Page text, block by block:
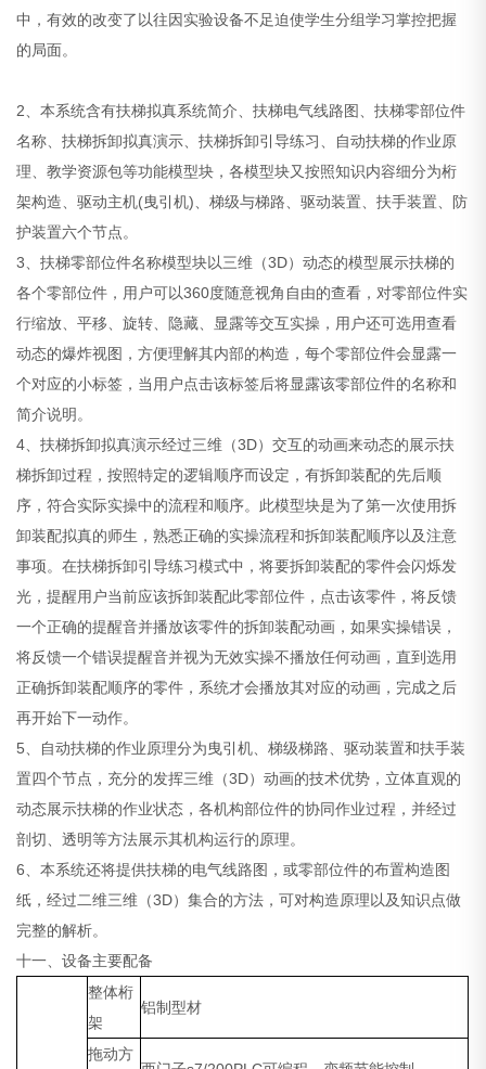
中，有效的改变了以往因实验设备不足迫使学生分组学习掌控把握
的局面。
2、本系统含有扶梯拟真系统简介、扶梯电气线路图、扶梯零部位件
名称、扶梯拆卸拟真演示、扶梯拆卸引导练习、自动扶梯的作业原
理、教学资源包等功能模型块，各模型块又按照知识内容细分为桁
架构造、驱动主机(曳引机)、梯级与梯路、驱动装置、扶手装置、防
护装置六个节点。
3、扶梯零部位件名称模型块以三维（3D）动态的模型展示扶梯的
各个零部位件，用户可以360度随意视角自由的查看，对零部位件实
行缩放、平移、旋转、隐藏、显露等交互实操，用户还可选用查看
动态的爆炸视图，方便理解其内部的构造，每个零部位件会显露一
个对应的小标签，当用户点击该标签后将显露该零部位件的名称和
简介说明。
4、扶梯拆卸拟真演示经过三维（3D）交互的动画来动态的展示扶
梯拆卸过程，按照特定的逻辑顺序而设定，有拆卸装配的先后顺
序，符合实际实操中的流程和顺序。此模型块是为了第一次使用拆
卸装配拟真的师生，熟悉正确的实操流程和拆卸装配顺序以及注意
事项。在扶梯拆卸引导练习模式中，将要拆卸装配的零件会闪烁发
光，提醒用户当前应该拆卸装配此零部位件，点击该零件，将反馈
一个正确的提醒音并播放该零件的拆卸装配动画，如果实操错误，
将反馈一个错误提醒音并视为无效实操不播放任何动画，直到选用
正确拆卸装配顺序的零件，系统才会播放其对应的动画，完成之后
再开始下一动作。
5、自动扶梯的作业原理分为曳引机、梯级梯路、驱动装置和扶手装
置四个节点，充分的发挥三维（3D）动画的技术优势，立体直观的
动态展示扶梯的作业状态，各机构部位件的协同作业过程，并经过
剖切、透明等方法展示其机构运行的原理。
6、本系统还将提供扶梯的电气线路图，或零部位件的布置构造图
纸，经过二维三维（3D）集合的方法，可对构造原理以及知识点做
完整的解析。
十一、设备主要配备
整体桁
架
铝制型材
拖动方